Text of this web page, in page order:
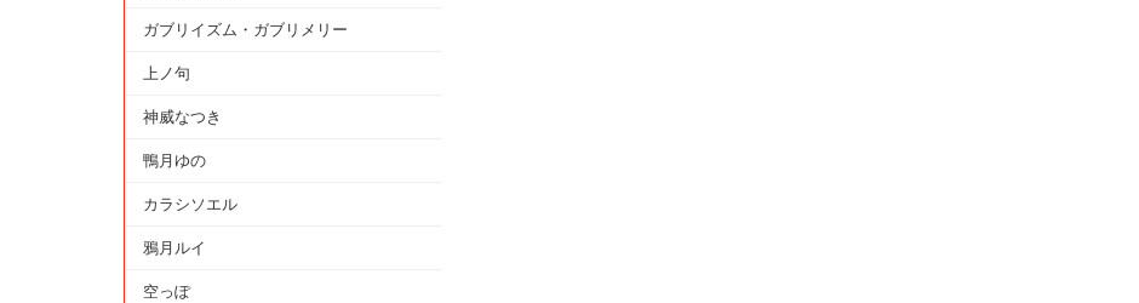
ガブリイズム・ガブリメリー
上ノ句
神威なつき
鴨月ゆの
カラシソエル
鴉月ルイ
空っぽ